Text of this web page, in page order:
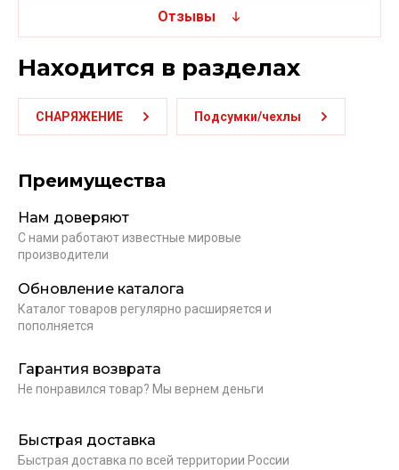
Отзывы
Находится в разделах
СНАРЯЖЕНИЕ Подсумки/чехлы
Преимущества
Нам доверяют
С нами работают известные мировые
производители
Обновление каталога
Каталог товаров регулярно расширяется и
пополняется
Гарантия возврата
Не понравился товар? Мы вернем деньги
Быстрая доставка
Быстрая доставка по всей территории России